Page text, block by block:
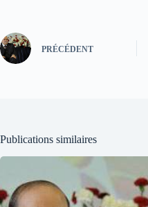
PRÉCÉDENT
Publications similaires